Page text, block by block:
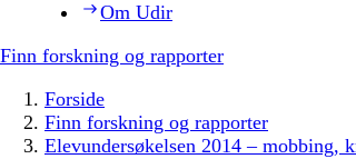
Om Udir
Finn forskning og rapporter
Forside
Finn forskning og rapporter
Elevundersøkelsen 2014 – mobbing,